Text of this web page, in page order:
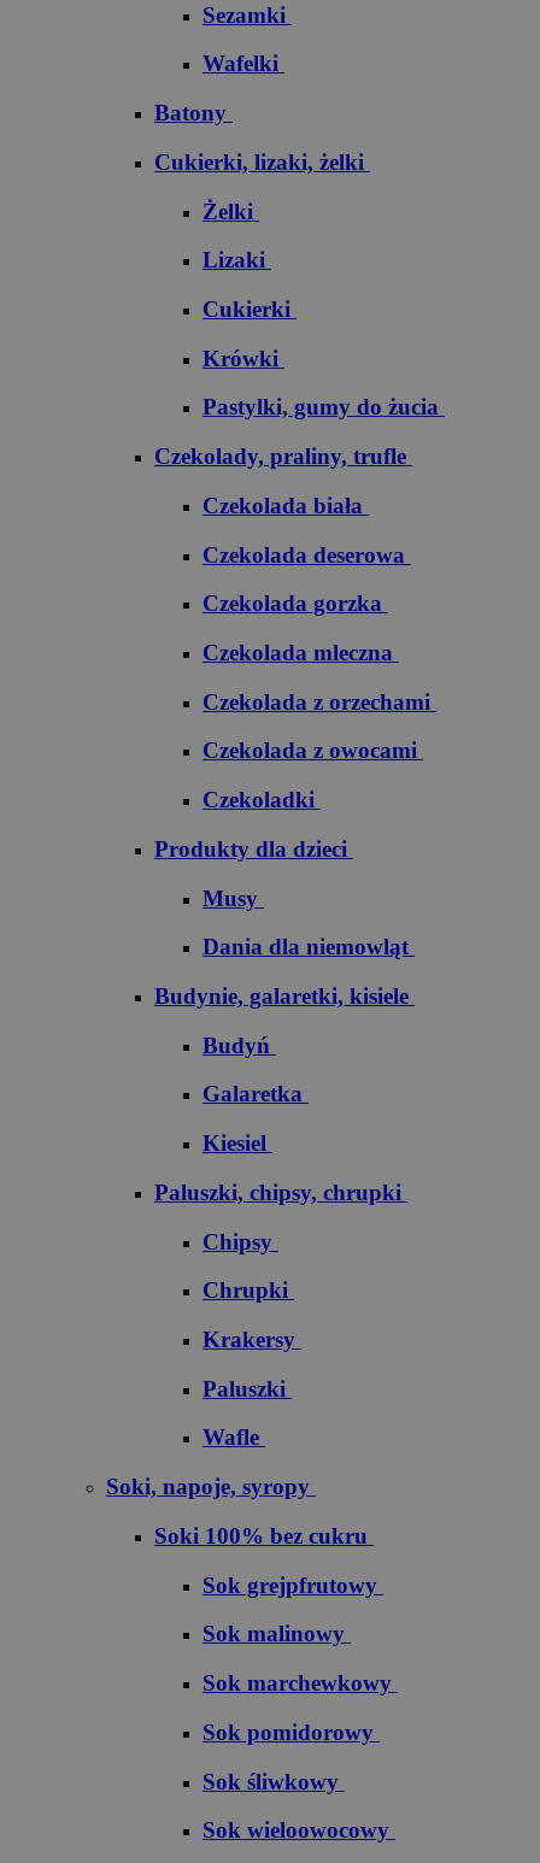
Sezamki
Wafelki
Batony
Cukierki, lizaki, żelki
Żelki
Lizaki
Cukierki
Krówki
Pastylki, gumy do żucia
Czekolady, praliny, trufle
Czekolada biała
Czekolada deserowa
Czekolada gorzka
Czekolada mleczna
Czekolada z orzechami
Czekolada z owocami
Czekoladki
Produkty dla dzieci
Musy
Dania dla niemowląt
Budynie, galaretki, kisiele
Budyń
Galaretka
Kiesiel
Paluszki, chipsy, chrupki
Chipsy
Chrupki
Krakersy
Paluszki
Wafle
Soki, napoje, syropy
Soki 100% bez cukru
S​o​k​ ​g​r​e​j​p​f​r​u​t​o​w​y
Sok malinowy
Sok marchewkowy
Sok pomidorowy
Sok śliwkowy
Sok wieloowocowy